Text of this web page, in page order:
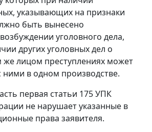
указывающих на признаки
быть вынесено
уголовного дела,
других уголовных дел о
лицом преступлениях может
ними в одном производстве.
первая статьи 175УПК
не нарушает указанные в
права заявителя.